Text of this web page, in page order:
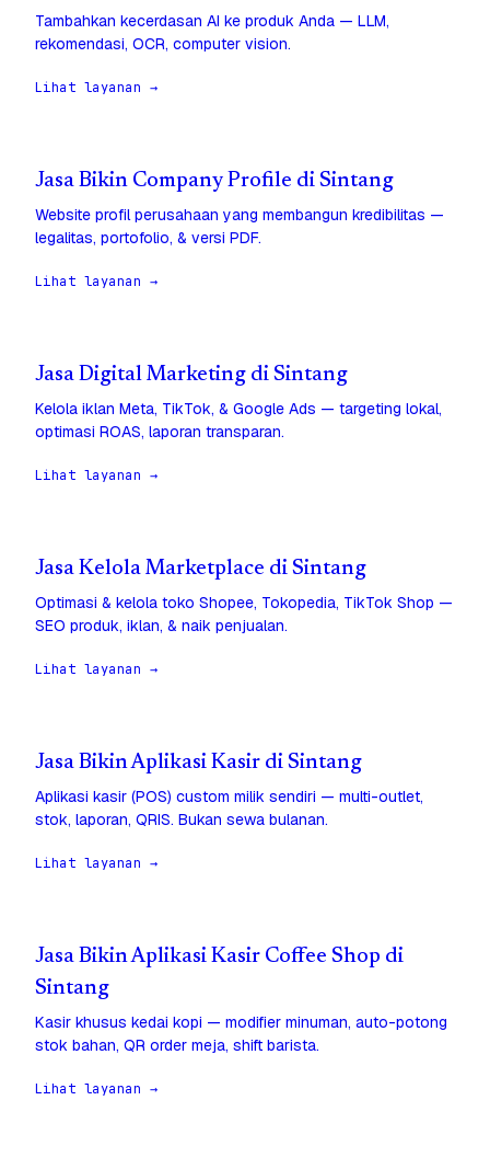
Tambahkan kecerdasan AI ke produk Anda — LLM,
rekomendasi, OCR, computer vision.
Lihat layanan →
Jasa Bikin Company Profile di Sintang
Website profil perusahaan yang membangun kredibilitas —
legalitas, portofolio, & versi PDF.
Lihat layanan →
Jasa Digital Marketing di Sintang
Kelola iklan Meta, TikTok, & Google Ads — targeting lokal,
optimasi ROAS, laporan transparan.
Lihat layanan →
Jasa Kelola Marketplace di Sintang
Optimasi & kelola toko Shopee, Tokopedia, TikTok Shop —
SEO produk, iklan, & naik penjualan.
Lihat layanan →
Jasa Bikin Aplikasi Kasir di Sintang
Aplikasi kasir (POS) custom milik sendiri — multi-outlet,
stok, laporan, QRIS. Bukan sewa bulanan.
Lihat layanan →
Jasa Bikin Aplikasi Kasir Coffee Shop di
Sintang
Kasir khusus kedai kopi — modifier minuman, auto-potong
stok bahan, QR order meja, shift barista.
Lihat layanan →